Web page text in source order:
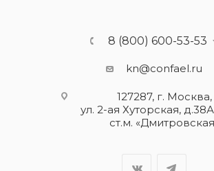
8 (800) 600-53-53
kn@confael.ru
127287, г. Москва,
ул. 2-ая Хуторская,
ст.м.